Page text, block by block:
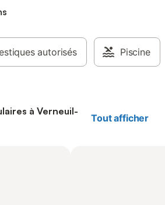
autorisés Piscine
à Verneuil-
Tout afficher